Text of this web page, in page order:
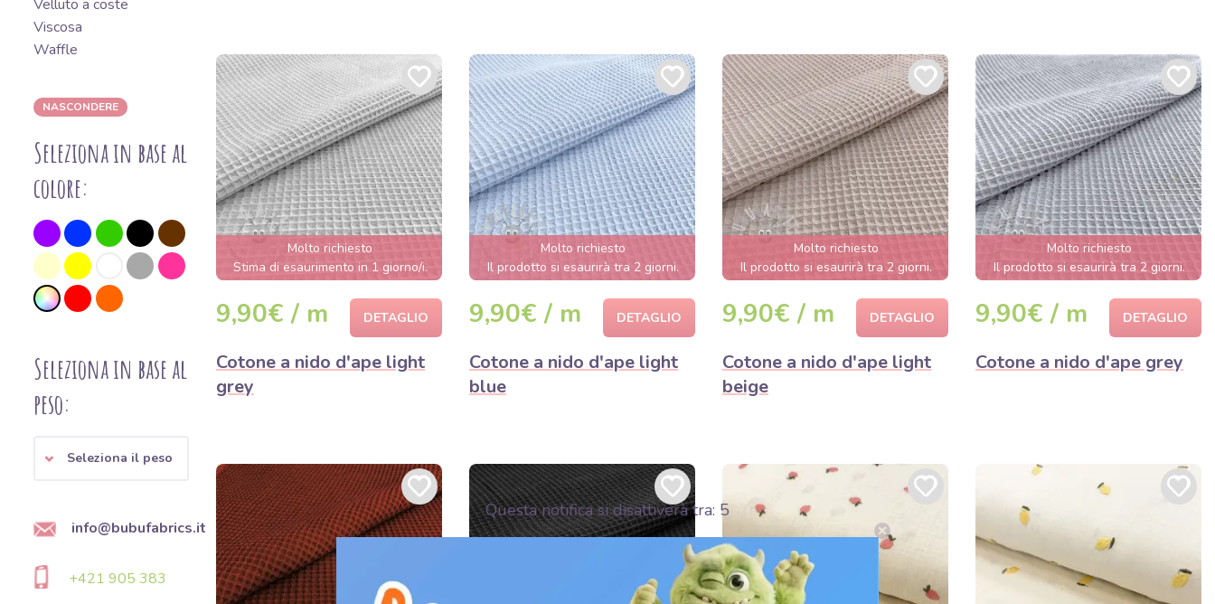
Velluto a coste
Viscosa
Waffle
NASCONDERE
Seleziona in base al
colore:
Seleziona in base al
peso:
Seleziona il peso
info@bubufabrics.it
+421 905 383
Molto richiesto
Stima di esaurimento in 1 giorno/i.
9,90€ / m DETAGLIO
Cotone a nido d'ape light
grey
Molto richiesto
Il prodotto si esaurirà tra 2 giorni.
9,90€ / m DETAGLIO
Cotone a nido d'ape light
blue
Molto richiesto
Il prodotto si esaurirà tra 2 giorni.
9,90€ / m DETAGLIO
Cotone a nido d'ape light
beige
Molto richiesto
Il prodotto si esaurirà tra 2 giorni.
9,90€ / m DETAGLIO
Cotone a nido d'ape grey
Questa notifica si disattiverà tra: 3